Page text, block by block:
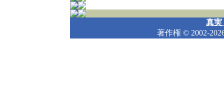
真実
著作権 © 2002-